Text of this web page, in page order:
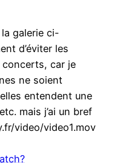
galerie ci-
d’éviter les
car je
ne soient
entendent une
mais j’ai un bref
video/video1.mov